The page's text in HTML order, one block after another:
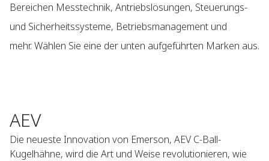
Bereichen Messtechnik, Antriebslösungen, Steuerungs-
und Sicherheitssysteme, Betriebsmanagement und
mehr. Wählen Sie eine der unten aufgeführten Marken aus.
AEV
Die neueste Innovation von Emerson, AEV C-Ball-
Kugelhähne, wird die Art und Weise revolutionieren, wie